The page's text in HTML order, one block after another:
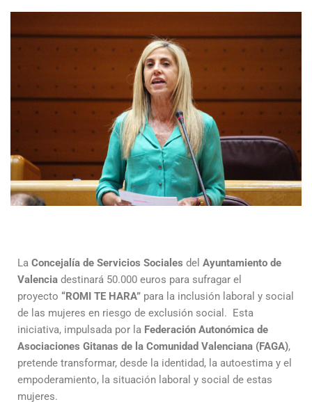
La Concejalía de Servicios Sociales del Ayuntamiento de
Valencia destinará 50.000 euros para sufragar el
proyecto “ROMI TE HARA” para la inclusión laboral y social
de las mujeres en riesgo de exclusión social. Esta
iniciativa, impulsada por la Federación Autonómica de
Asociaciones Gitanas de la Comunidad Valenciana (FAGA),
pretende transformar, desde la identidad, la autoestima y el
empoderamiento, la situación laboral y social de estas
mujeres.